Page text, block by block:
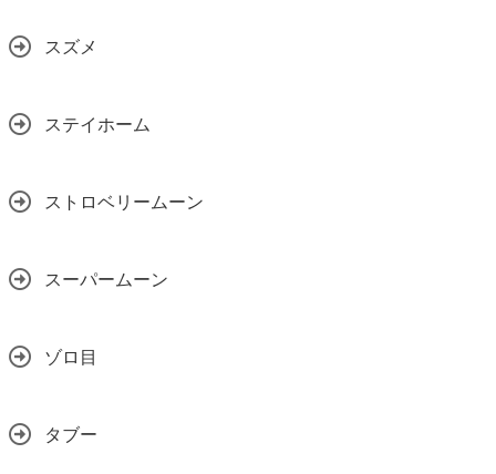
スズメ
ステイホーム
ストロベリームーン
スーパームーン
ゾロ目
タブー